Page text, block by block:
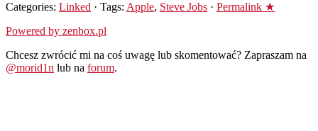
Categories: Linked · Tags: Apple, Steve Jobs · Permalink ★
Powered by zenbox.pl
Chcesz zwrócić mi na coś uwagę lub skomentować? Zapraszam na
@morid1n lub na forum.